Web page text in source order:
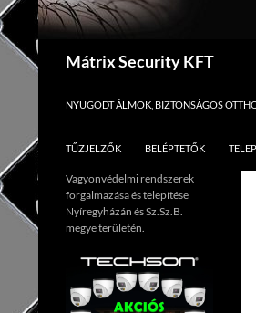
Mátrix Security KFT
NYUGODT ÁLMOK, BIZTONSÁGOS
TŰZJELZŐK BELÉPTETŐK
Vagyonvédelmi rendszerek
forgalmazása és telepítése
Nyíregyházán és Sz.Sz.B.
megye területén.